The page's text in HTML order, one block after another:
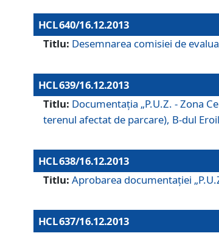
HCL 640/16.12.2013
Titlu: Desemnarea comisiei de
HCL 639/16.12.2013
Titlu: Documentaţia „P.U.Z. - Zona
terenul afectat de parcare), B-dul
HCL 638/16.12.2013
Titlu: Aprobarea documentaţiei
HCL 637/16.12.2013